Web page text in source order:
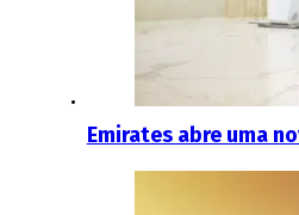
Emirates abre uma